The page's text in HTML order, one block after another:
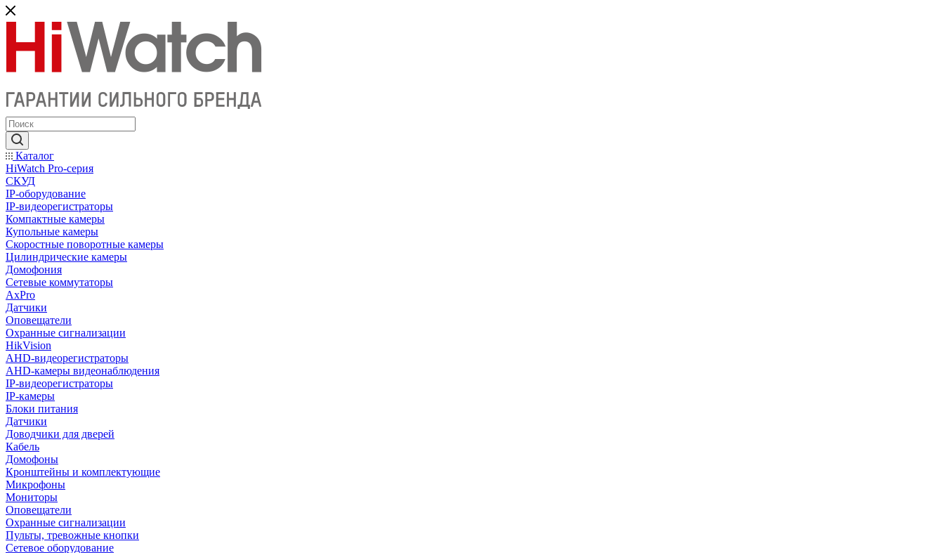
Каталог
HiWatch Pro-серия
CКУД
IP-оборудование
IP-видеорегистраторы
Компактные камеры
Купольные камеры
Скоростные поворотные камеры
Цилиндрические камеры
Домофония
Сетевые коммутаторы
AxPro
Датчики
Оповещатели
Охранные сигнализации
HikVision
AHD-видеорегистраторы
AHD-камеры видеонаблюдения
IP-видеорегистраторы
IP-камеры
Блоки питания
Датчики
Доводчики для дверей
Кабель
Домофоны
Кронштейны и комплектующие
Микрофоны
Мониторы
Оповещатели
Охранные сигнализации
Пульты, тревожные кнопки
Сетевое оборудование